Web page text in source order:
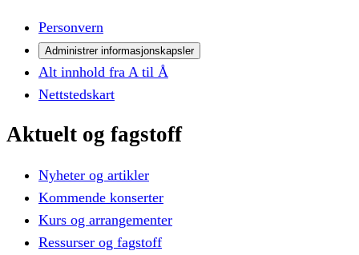
Personvern
Administrer informasjonskapsler
Alt innhold fra A til Å
Nettstedskart
Aktuelt og fagstoff
Nyheter og artikler
Kommende konserter
Kurs og arrangementer
Ressurser og fagstoff